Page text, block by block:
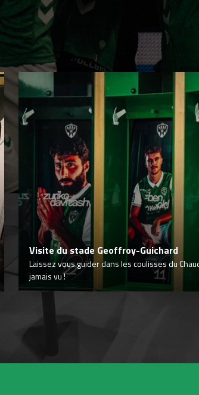
ASSE
Visite du stade Geoffroy-Guichard
Laissez vous guider dans les coulisses du
jamais vu !